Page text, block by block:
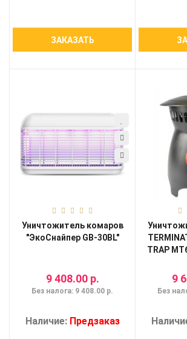
ЗАКАЗАТЬ
Уничтожитель комаров
"ЭкоСнайпер GB-30BL"
9 408.00 р.
Без налога: 9 408.00 р.
Наличие: Предзаказ
TRAP
9
Без